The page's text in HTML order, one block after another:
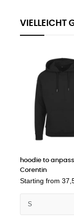
VIELLEICHT
hoodie to
Corentin
Starting from